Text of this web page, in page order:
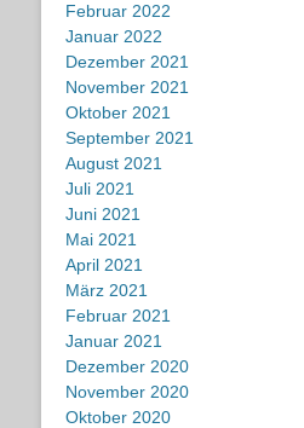
Februar 2022
Januar 2022
Dezember 2021
November 2021
Oktober 2021
September 2021
August 2021
Juli 2021
Juni 2021
Mai 2021
April 2021
März 2021
Februar 2021
Januar 2021
Dezember 2020
November 2020
Oktober 2020